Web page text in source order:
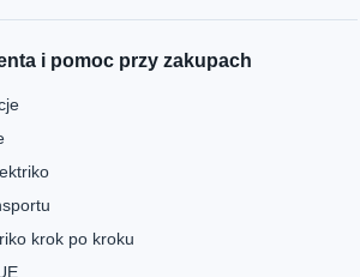
i pomoc przy zakupach
krok po kroku